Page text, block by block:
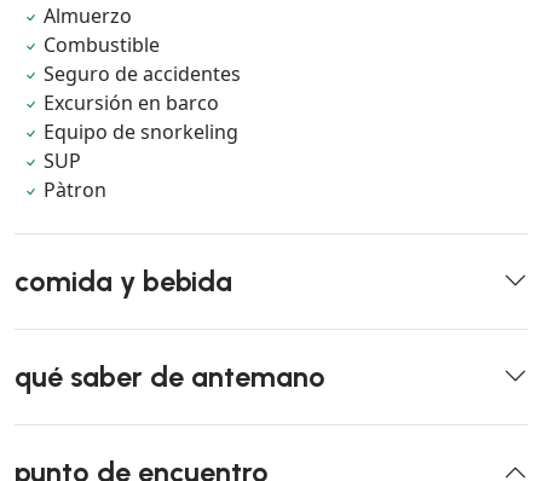
Almuerzo
Combustible
Seguro de accidentes
Excursión en barco
Equipo de snorkeling
SUP
Pàtron
comida y bebida
qué saber de antemano
punto de encuentro